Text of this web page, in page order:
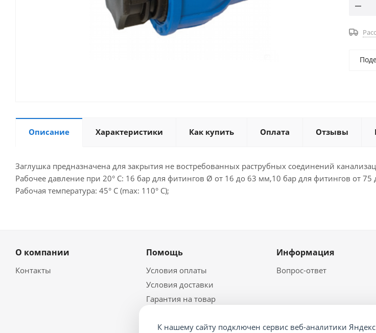
Описание Характеристики Как купить Оплата Отзывы
Заглушка предназначена для закрытия не востребованных раструбных соединений
Рабочее давление при 20° С: 16 бар для фитингов Ø от 16 до 63 мм,10 бар для фитингов от 75
Рабочая температура: 45° С (max: 110° С);
О компании
Контакты
Помощь
Условия оплаты
Условия доставки
Гарантия на товар
конфидециальности
Информация
Вопрос-ответ
К нашему сайту подключен сервис веб-аналитики